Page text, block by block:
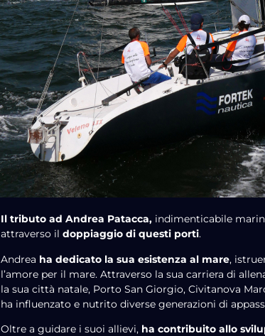
Il tributo ad Andrea Patacca, indimenticabile
attraverso il doppiaggio di questi porti.
Andrea ha dedicato la sua esistenza al mare,
l’amore per il mare. Attraverso la sua carriera di
la sua città natale, Porto San Giorgio, Civitanova
ha influenzato e nutrito diverse generazioni di
Oltre a guidare i suoi allievi, ha contribuito allo